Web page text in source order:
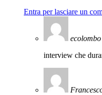
Entra per lasciare un
ecolombo
interview che